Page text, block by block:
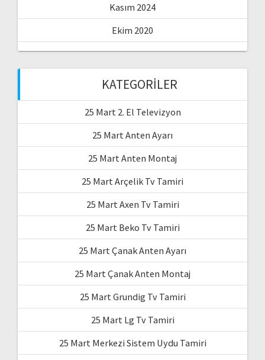
Kasım 2024
Ekim 2020
KATEGORILER
25 Mart 2. El Televizyon
25 Mart Anten Ayarı
25 Mart Anten Montaj
25 Mart Arçelik Tv Tamiri
25 Mart Axen Tv Tamiri
25 Mart Beko Tv Tamiri
25 Mart Çanak Anten Ayarı
25 Mart Çanak Anten Montaj
25 Mart Grundig Tv Tamiri
25 Mart Lg Tv Tamiri
25 Mart Merkezi Sistem Uydu Tamiri